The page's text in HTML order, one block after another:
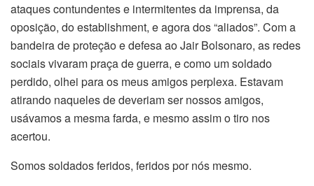
ataques contundentes e intermitentes da imprensa, da
oposição, do establishment, e agora dos “aliados”. Com a
bandeira de proteção e defesa ao Jair Bolsonaro, as redes
sociais vivaram praça de guerra, e como um soldado
perdido, olhei para os meus amigos perplexa. Estavam
atirando naqueles de deveriam ser nossos amigos,
usávamos a mesma farda, e mesmo assim o tiro nos
acertou.
Somos soldados feridos, feridos por nós mesmo.